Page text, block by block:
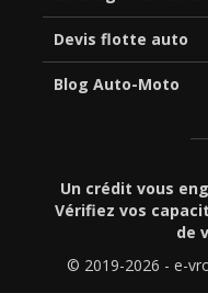
Devis flotte auto
Blog Auto-Moto
Un crédit vous
Vérifiez vos
de
© 2019-2026 - e-